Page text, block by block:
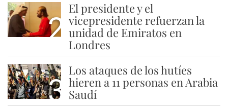
2
El presidente y el
vicepresidente refuerzan la
unidad de Emiratos en
Londres
3
Los ataques de los hutíes
hieren a 11 personas en Arabia
Saudí